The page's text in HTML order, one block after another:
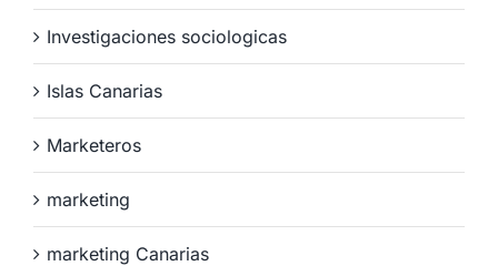
Investigaciones sociologicas
Islas Canarias
Marketeros
marketing
marketing Canarias